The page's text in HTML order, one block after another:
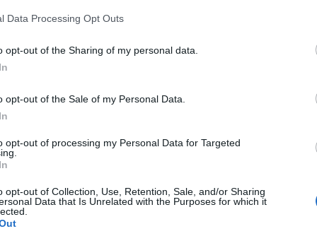
Data Processing Opt Outs
opt-out of the Sharing of my personal data.
opt-out of the Sale of my Personal Data.
opt-out of processing my Personal Data for Targeted
opt-out of Collection, Use, Retention, Sale, and/or Sharing
Data that Is Unrelated with the Purposes for which it
(a záró értékek 1790, illetve...
portfolio.hu hírarchívumához tartozik, melynek olvasása
tartalmazza:
cikkarchívum